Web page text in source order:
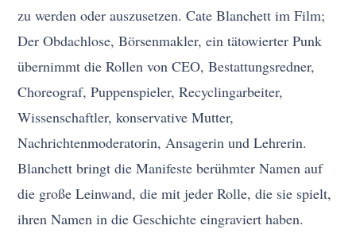
zu werden oder auszusetzen. Cate Blanchett im Film;
Der Obdachlose, Börsenmakler, ein tätowierter Punk
übernimmt die Rollen von CEO, Bestattungsredner,
Choreograf, Puppenspieler, Recyclingarbeiter,
Wissenschaftler, konservative Mutter,
Nachrichtenmoderatorin, Ansagerin und Lehrerin.
Blanchett bringt die Manifeste berühmter Namen auf
die große Leinwand, die mit jeder Rolle, die sie spielt,
ihren Namen in die Geschichte eingraviert haben.